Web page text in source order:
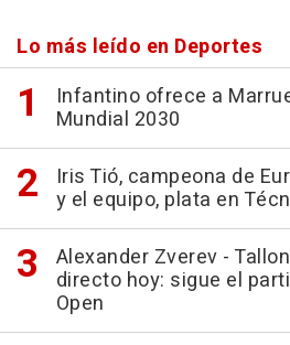
Lo más leído en Deportes
Infantino ofrece a
Mundial 2030
Iris Tió, campeona de
y el equipo, plata en
Alexander Zverev -
directo hoy: sigue el
Open